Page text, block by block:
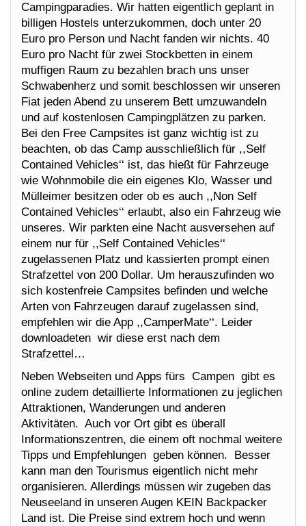
Campingparadies. Wir hatten eigentlich geplant in
billigen Hostels unterzukommen, doch unter 20
Euro pro Person und Nacht fanden wir nichts. 40
Euro pro Nacht für zwei Stockbetten in einem
muffigen Raum zu bezahlen brach uns unser
Schwabenherz und somit beschlossen wir unseren
Fiat jeden Abend zu unserem Bett umzuwandeln
und auf kostenlosen Campingplätzen zu parken.
Bei den Free Campsites ist ganz wichtig ist zu
beachten, ob das Camp ausschließlich für ,,Self
Contained Vehicles‘‘ ist, das hießt für Fahrzeuge
wie Wohnmobile die ein eigenes Klo, Wasser und
Mülleimer besitzen oder ob es auch ,,Non Self
Contained Vehicles‘‘ erlaubt, also ein Fahrzeug wie
unseres. Wir parkten eine Nacht ausversehen auf
einem nur für ,,Self Contained Vehicles‘‘
zugelassenen Platz und kassierten prompt einen
Strafzettel von 200 Dollar. Um herauszufinden wo
sich kostenfreie Campsites befinden und welche
Arten von Fahrzeugen darauf zugelassen sind,
empfehlen wir die App ,,CamperMate‘‘. Leider
downloadeten wir diese erst nach dem
Strafzettel…
Neben Webseiten und Apps fürs Campen gibt es
online zudem detaillierte Informationen zu jeglichen
Attraktionen, Wanderungen und anderen
Aktivitäten. Auch vor Ort gibt es überall
Informationszentren, die einem oft nochmal weitere
Tipps und Empfehlungen geben können. Besser
kann man den Tourismus eigentlich nicht mehr
organisieren. Allerdings müssen wir zugeben das
Neuseeland in unseren Augen KEIN Backpacker
Land ist. Die Preise sind extrem hoch und wenn